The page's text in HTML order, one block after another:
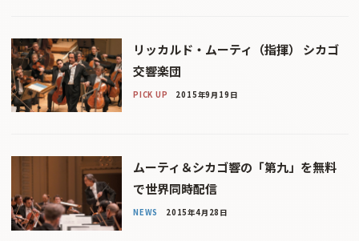
リッカルド・ムーティ（指揮） シカゴ
交響楽団
PICK UP 2015年9月19日
ムーティ＆シカゴ響の「第九」を無料
で世界同時配信
NEWS 2015年4月28日